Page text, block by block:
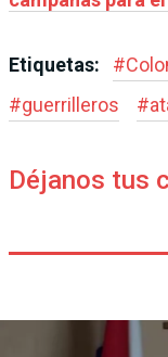
Etiquetas: #
#guerrilleros #
Déjanos tus